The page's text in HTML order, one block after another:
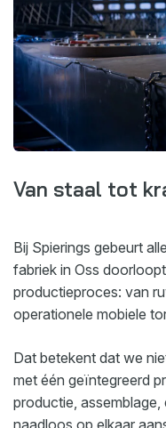
Van staal tot
Bij Spierings gebeurt
fabriek in Oss
productieproces: van
operationele mobiele
Dat betekent dat we
met één geïntegreerd
productie,
naadloos op elkaar